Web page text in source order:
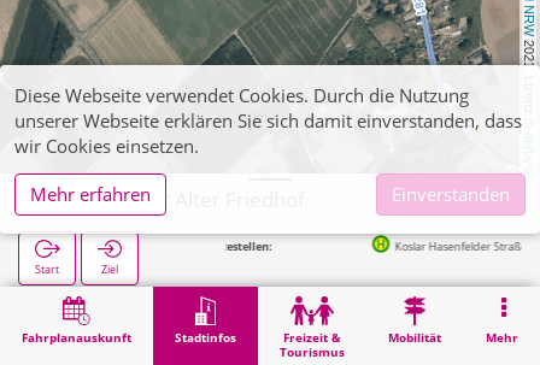
2021, Lizenz
dl-de/by-2-0
Fahrplanauskunft Stadtinfos
Freizeit &
Tourismus
Mobilität Mehr
Jülich, Koslar Alter Friedhof
Start Ziel
Nächste Haltestellen: Koslar Hasenfelder Straße in 400m
Stadtinfos Jülich, Koslar Alter Friedhof
Diese Webseite verwendet Cookies. Durch die Nutzung
unserer Webseite erklären Sie sich damit einverstanden, dass
wir Cookies einsetzen.
Mehr erfahren
Einverstanden